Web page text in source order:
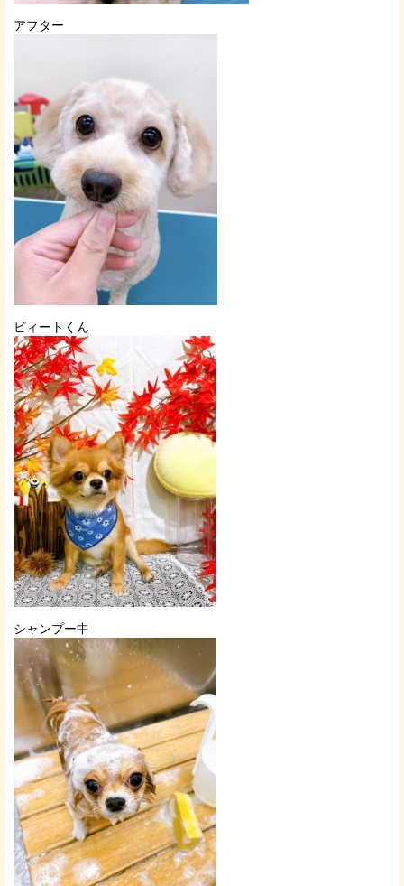
アフター
ビィートくん
シャンプー中